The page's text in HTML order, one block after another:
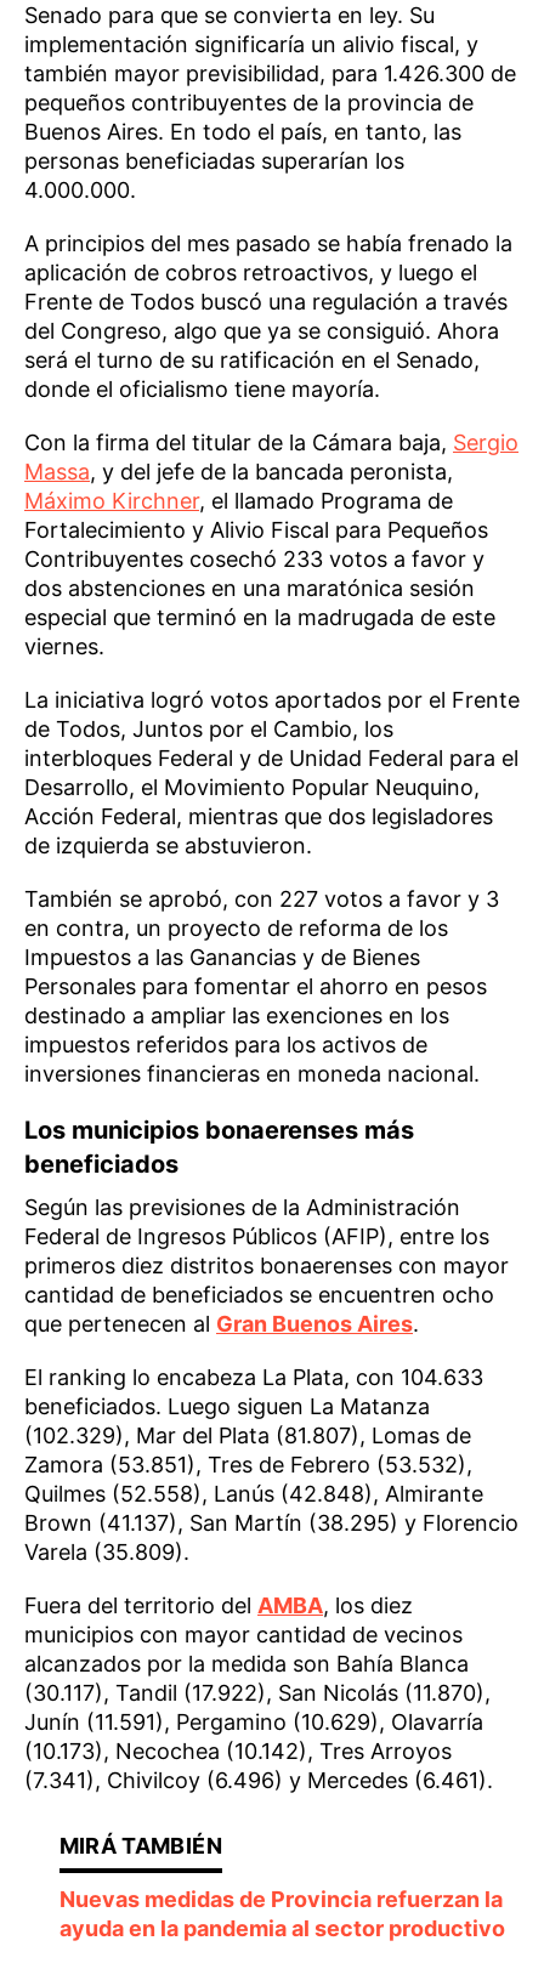
Senado para que se convierta en ley. Su
implementación significaría un alivio fiscal, y
también mayor previsibilidad, para 1.426.300 de
pequeños contribuyentes de la provincia de
Buenos Aires. En todo el país, en tanto, las
personas beneficiadas superarían los
4.000.000.
A principios del mes pasado se había frenado la
aplicación de cobros retroactivos, y luego el
Frente de Todos buscó una regulación a través
del Congreso, algo que ya se consiguió. Ahora
será el turno de su ratificación en el Senado,
donde el oficialismo tiene mayoría.
Con la firma del titular de la Cámara baja, Sergio
Massa, y del jefe de la bancada peronista,
Máximo Kirchner, el llamado Programa de
Fortalecimiento y Alivio Fiscal para Pequeños
Contribuyentes cosechó 233 votos a favor y
dos abstenciones en una maratónica sesión
especial que terminó en la madrugada de este
viernes.
La iniciativa logró votos aportados por el Frente
de Todos, Juntos por el Cambio, los
interbloques Federal y de Unidad Federal para el
Desarrollo, el Movimiento Popular Neuquino,
Acción Federal, mientras que dos legisladores
de izquierda se abstuvieron.
También se aprobó, con 227 votos a favor y 3
en contra, un proyecto de reforma de los
Impuestos a las Ganancias y de Bienes
Personales para fomentar el ahorro en pesos
destinado a ampliar las exenciones en los
impuestos referidos para los activos de
inversiones financieras en moneda nacional.
Los municipios bonaerenses más
beneficiados
Según las previsiones de la Administración
Federal de Ingresos Públicos (AFIP), entre los
primeros diez distritos bonaerenses con mayor
cantidad de beneficiados se encuentren ocho
que pertenecen al Gran Buenos Aires.
El ranking lo encabeza La Plata, con 104.633
beneficiados. Luego siguen La Matanza
(102.329), Mar del Plata (81.807), Lomas de
Zamora (53.851), Tres de Febrero (53.532),
Quilmes (52.558), Lanús (42.848), Almirante
Brown (41.137), San Martín (38.295) y Florencio
Varela (35.809).
Fuera del territorio del AMBA, los diez
municipios con mayor cantidad de vecinos
alcanzados por la medida son Bahía Blanca
(30.117), Tandil (17.922), San Nicolás (11.870),
Junín (11.591), Pergamino (10.629), Olavarría
(10.173), Necochea (10.142), Tres Arroyos
(7.341), Chivilcoy (6.496) y Mercedes (6.461).
Nuevas medidas de Provincia refuerzan la
ayuda en la pandemia al sector productivo